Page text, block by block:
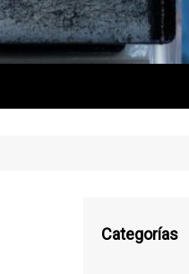
Categorías